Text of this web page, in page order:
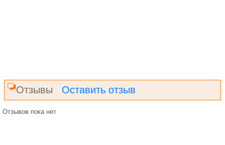
Отзывы Оставить отзыв
Отзывов пока нет